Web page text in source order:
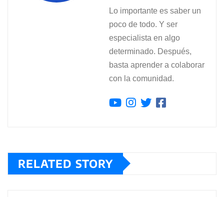
Lo importante es saber un
poco de todo. Y ser
especialista en algo
determinado. Después,
basta aprender a colaborar
con la comunidad.
RELATED STORY